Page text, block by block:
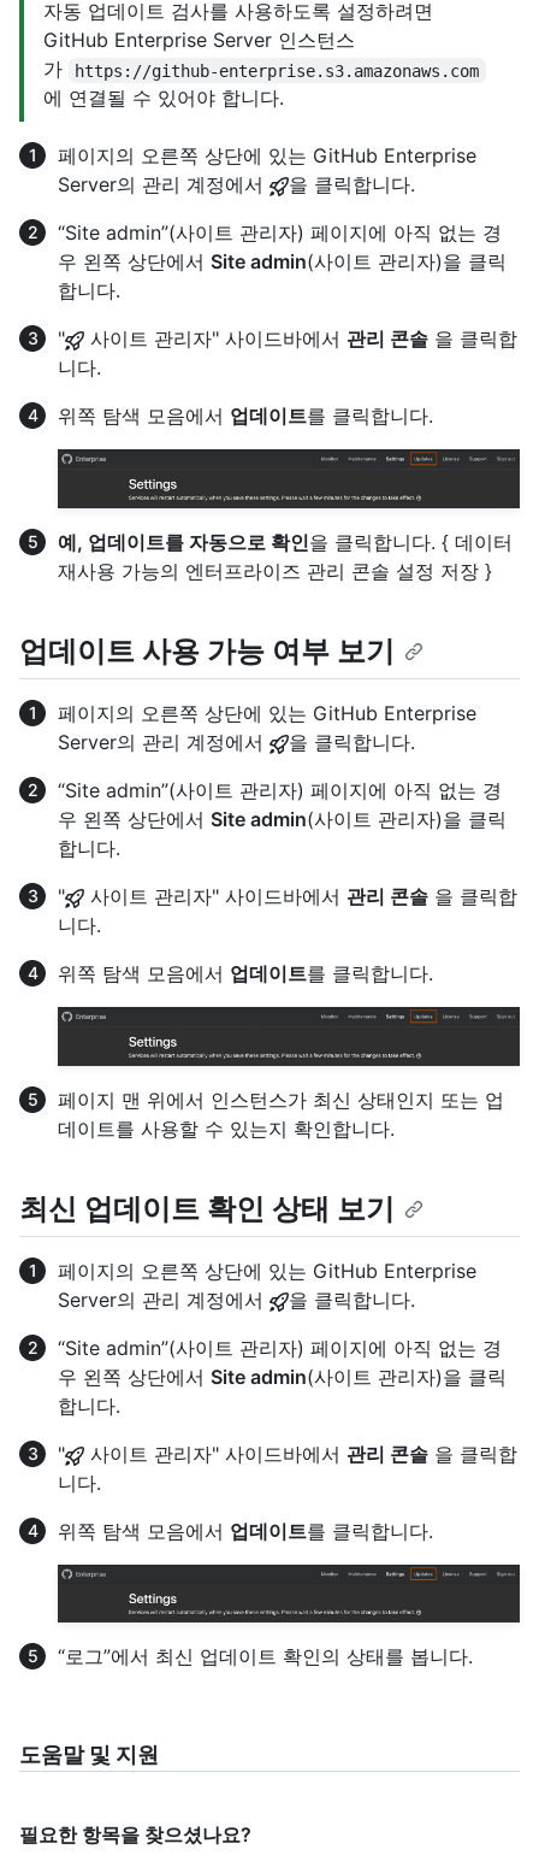
자동 업데이트 검사를 사용하도록 설정하려면
GitHub Enterprise Server 인스턴스
가
https://github-enterprise.s3.amazonaws.com
에 연결될 수 있어야 합니다.
페이지의 오른쪽 상단에 있는 GitHub Enterprise
Server의 관리 계정에서
을 클릭합니다.
“Site admin”(사이트 관리자) 페이지에 아직 없는 경
우 왼쪽 상단에서 Site admin(사이트 관리자)을 클릭
합니다.
"
사이트 관리자" 사이드바에서 관리 콘솔 을 클릭합
니다.
위쪽 탐색 모음에서 업데이트를 클릭합니다.
예, 업데이트를 자동으로 확인을 클릭합니다. { 데이터
재사용 가능의 엔터프라이즈 관리 콘솔 설정 저장 }
업데이트 사용 가능 여부 보기
페이지의 오른쪽 상단에 있는 GitHub Enterprise
Server의 관리 계정에서
을 클릭합니다.
“Site admin”(사이트 관리자) 페이지에 아직 없는 경
우 왼쪽 상단에서 Site admin(사이트 관리자)을 클릭
합니다.
"
사이트 관리자" 사이드바에서 관리 콘솔 을 클릭합
니다.
위쪽 탐색 모음에서 업데이트를 클릭합니다.
페이지 맨 위에서 인스턴스가 최신 상태인지 또는 업
데이트를 사용할 수 있는지 확인합니다.
최신 업데이트 확인 상태 보기
페이지의 오른쪽 상단에 있는 GitHub Enterprise
Server의 관리 계정에서
을 클릭합니다.
“Site admin”(사이트 관리자) 페이지에 아직 없는 경
우 왼쪽 상단에서 Site admin(사이트 관리자)을 클릭
합니다.
"
사이트 관리자" 사이드바에서 관리 콘솔 을 클릭합
니다.
위쪽 탐색 모음에서 업데이트를 클릭합니다.
“로그”에서 최신 업데이트 확인의 상태를 봅니다.
도움말 및 지원
필요한 항목을 찾으셨나요?